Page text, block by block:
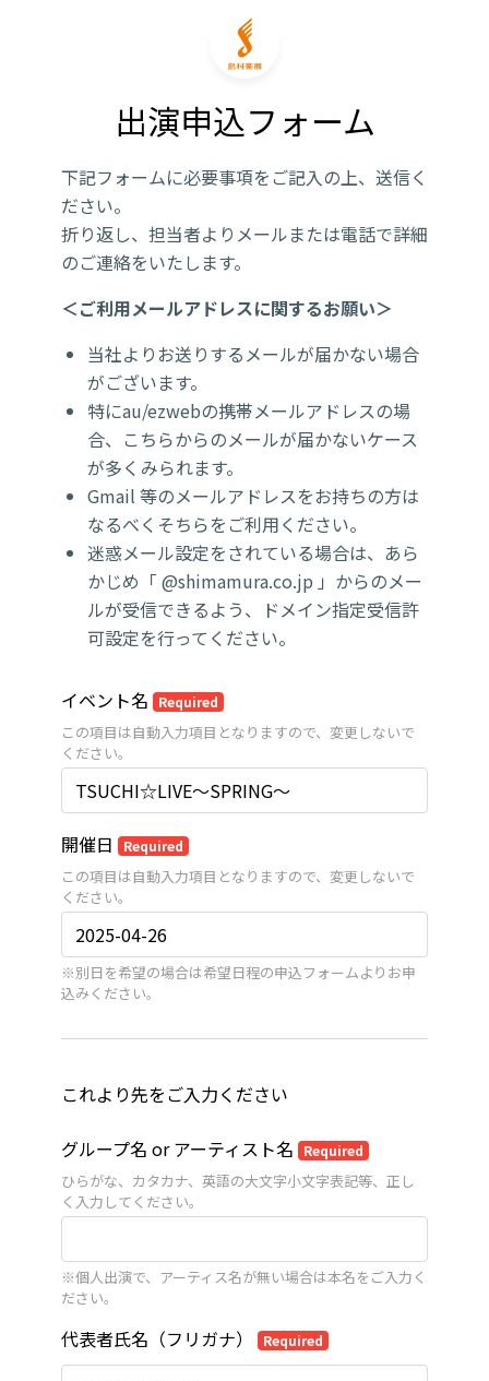
出演申込フォーム
下記フォームに必要事項をご記入の上、送信く
ださい。
折り返し、担当者よりメールまたは電話で詳細
のご連絡をいたします。
＜ご利用メールアドレスに関するお願い＞
当社よりお送りするメールが届かない場合
がございます。
特にau/ezwebの携帯メールアドレスの場
合、こちらからのメールが届かないケース
が多くみられます。
Gmail 等のメールアドレスをお持ちの方は
なるべくそちらをご利用ください。
迷惑メール設定をされている場合は、あら
かじめ「 @shimamura.co.jp 」からのメー
ルが受信できるよう、ドメイン指定受信許
可設定を行ってください。
イベント名 Required
この項目は自動入力項目となりますので、変更しないで
ください。
開催日 Required
この項目は自動入力項目となりますので、変更しないで
ください。
※別日を希望の場合は希望日程の申込フォームよりお申
込みください。
これより先をご入力ください
グループ名 or アーティスト名 Required
ひらがな、カタカナ、英語の大文字小文字表記等、正し
く入力してください。
※個人出演で、アーティス名が無い場合は本名をご入力く
ださい。
代表者氏名（フリガナ） Required